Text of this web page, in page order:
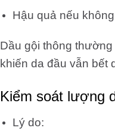
Hậu quả nếu
Dầu gội thông
khiến da đầu vẫn bết
Kiểm soát lượng
Lý do: